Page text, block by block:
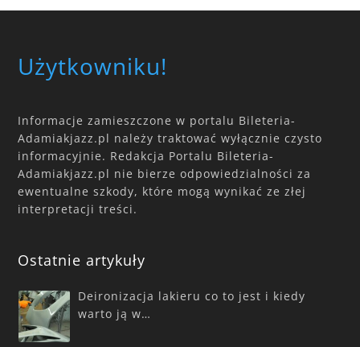
Użytkowniku!
Informacje zamieszczone w portalu Bileteria-
Adamiakjazz.pl należy traktować wyłącznie czysto
informacyjnie. Redakcja Portalu Bileteria-
Adamiakjazz.pl nie bierze odpowiedzialności za
ewentualne szkody, które mogą wynikać ze złej
interpretacji treści.
Ostatnie artykuły
Deironizacja lakieru co to jest i kiedy
warto ją w…